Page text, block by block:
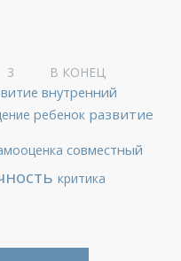
3
В КОНЕЦ
внутренний
ребенок развитие
совместный
критика